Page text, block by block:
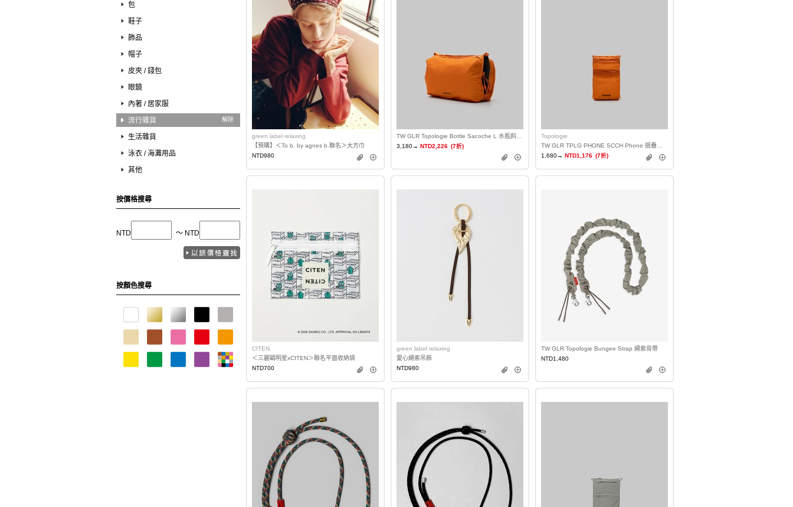
包
鞋子
飾品
帽子
皮夾 / 錢包
眼鏡
內著 / 居家服
流行雜貨
解除
生活雜貨
泳衣 / 海灘用品
其他
按價格搜尋
NTD 〜 NTD
按顏色搜尋
green label relaxing
【預購】＜To b. by agnes b.聯名＞大方巾
NTD980
3,180→ NTD2,226 (7折)
Topologie
1,680→ NTD1,176 (7折)
CITEN
＜三麗鷗明星xCITEN＞聯名平面收納袋
NTD700
green label relaxing
愛心繩索吊飾
NTD980
TW GLR Topologie Bungee Strap 繩索背帶
NTD1,480